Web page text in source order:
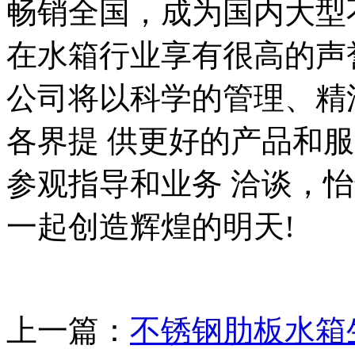
畅销全国，成为国内大
在水箱行业享有很高的声
公司将以科学的管理、
各界提 供更好的产品和
参观指导和业务 洽谈，
一起创造辉煌的明天!
上一篇： 不锈钢肋板水